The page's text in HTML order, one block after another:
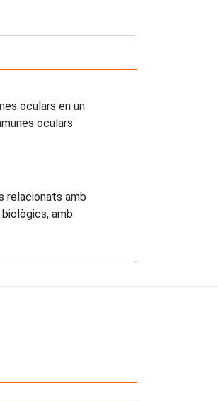
oculars en un
oculars
relacionats amb
amb